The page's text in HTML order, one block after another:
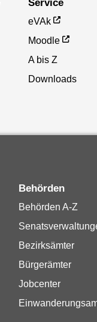
Service
eVAk
Moodle
A bis Z
Downloads
Behörden
Behörden A-Z
Bezirksämter
Bürgerämter
Jobcenter